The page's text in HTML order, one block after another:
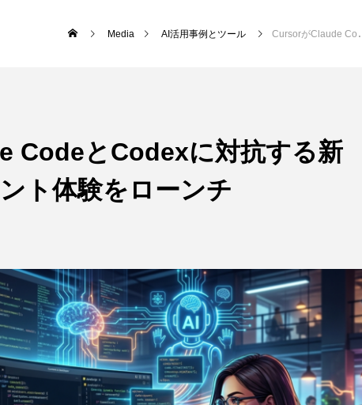
Media AI活用事例とツール CursorがClaude CodeとCodexに対抗する新しいAIエージェント体験をローンチ
CodeとCodexに対抗する新
ト体験をローンチ